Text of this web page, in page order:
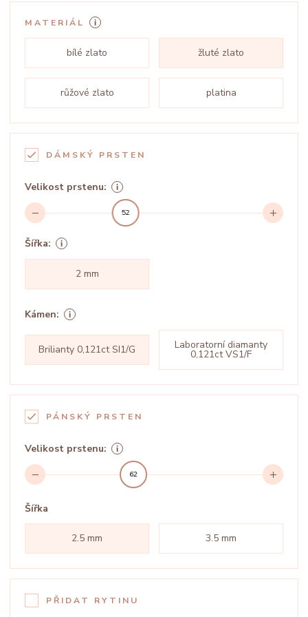
MATERIÁL
bílé zlato žluté zlato
růžové zlato platina
DÁMSKÝ PRSTEN
Velikost prstenu:
52
Šířka:
2 mm
Kámen:
Brilianty 0,121ct SI1/G Laboratorní diamanty
0,121ct VS1/F
PÁNSKÝ PRSTEN
Velikost prstenu:
62
Šířka
2.5 mm 3.5 mm
PŘIDAT RYTINU